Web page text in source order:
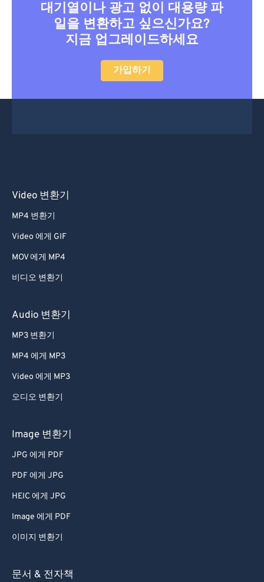
대기열이나 광고 없이 대용량 파
일을 변환하고 싶으신가요?
지금 업그레이드하세요
가입하기
Video 변환기
MP4 변환기
Video 에게 GIF
MOV 에게 MP4
비디오 변환기
Audio 변환기
MP3 변환기
MP4 에게 MP3
Video 에게 MP3
오디오 변환기
Image 변환기
JPG 에게 PDF
PDF 에게 JPG
HEIC 에게 JPG
Image 에게 PDF
이미지 변환기
문서 & 전자책